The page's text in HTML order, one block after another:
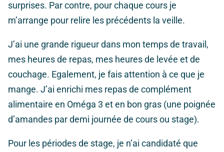
surprises. Par contre, pour chaque cours je
m’arrange pour relire les précédents la veille.
J’ai une grande rigueur dans mon temps de travail,
mes heures de repas, mes heures de levée et de
couchage. Egalement, je fais attention à ce que je
mange. J’ai enrichi mes repas de complément
alimentaire en Oméga 3 et en bon gras (une poignée
d’amandes par demi journée de cours ou stage).
Pour les périodes de stage, je n’ai candidaté que